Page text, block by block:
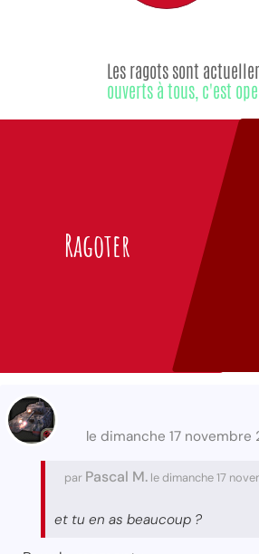
Ragoter
Les ragots sont
ouverts à tous, c'est
le dimanche 17 novembre
par Pascal M. le dimanche 17
et tu en as beaucoup ?